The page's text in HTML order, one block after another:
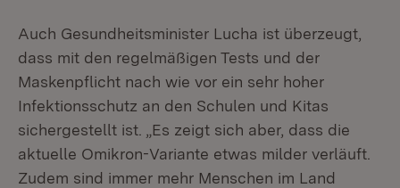
Auch Gesundheitsminister Lucha ist überzeugt,
dass mit den regelmäßigen Tests und der
Maskenpflicht nach wie vor ein sehr hoher
Infektionsschutz an den Schulen und Kitas
sichergestellt ist. „Es zeigt sich aber, dass die
aktuelle Omikron-Variante etwas milder verläuft.
Zudem sind immer mehr Menschen im Land